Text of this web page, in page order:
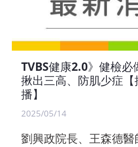
TVBS健康2.0》健檢必
揪出三高、防肌少症【
播】
2025/05/14
劉興政院長、王森德醫